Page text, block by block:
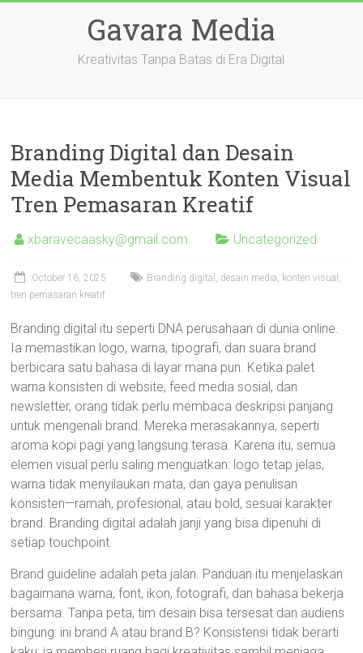
Gavara Media
Kreativitas Tanpa Batas di Era Digital
Branding Digital dan Desain
Media Membentuk Konten Visual
Tren Pemasaran Kreatif
xbaravecaasky@gmail.com Uncategorized
October 16, 2025
Branding digital, desain media, konten visual,
tren pemasaran kreatif
Branding digital itu seperti DNA perusahaan di dunia online.
Ia memastikan logo, warna, tipografi, dan suara brand
berbicara satu bahasa di layar mana pun. Ketika palet
warna konsisten di website, feed media sosial, dan
newsletter, orang tidak perlu membaca deskripsi panjang
untuk mengenali brand. Mereka merasakannya, seperti
aroma kopi pagi yang langsung terasa. Karena itu, semua
elemen visual perlu saling menguatkan: logo tetap jelas,
warna tidak menyilaukan mata, dan gaya penulisan
konsisten—ramah, profesional, atau bold, sesuai karakter
brand. Branding digital adalah janji yang bisa dipenuhi di
setiap touchpoint.
Brand guideline adalah peta jalan. Panduan itu menjelaskan
bagaimana warna, font, ikon, fotografi, dan bahasa bekerja
bersama. Tanpa peta, tim desain bisa tersesat dan audiens
bingung: ini brand A atau brand B? Konsistensi tidak berarti